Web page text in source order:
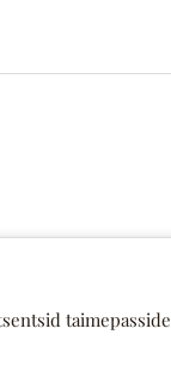
taimepasside